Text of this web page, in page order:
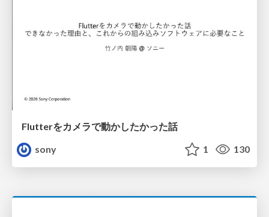
Flutterをカメラで動かしたかった話
sony
1 130